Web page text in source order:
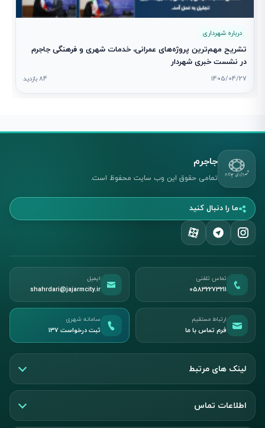
درباره شهرداری
تشریح مهم‌ترین پروژه‌های عمرانی، خدمات شهری و فرهنگی جاجرم
در نشست خبری شهردار
1405/04/27 84 بازدید
جاجرم
تمامی حقوق این وب سایت محفوظ است.
ما را دنبال کنید
تماس تلفنی
05832273211
ایمیل
shahrdari@jajarmcity.ir
ارتباط مستقیم
فرم تماس با ما
سامانه شهری
ثبت درخواست ۱۳۷
لینک های مرتبط
اطلاعات تماس